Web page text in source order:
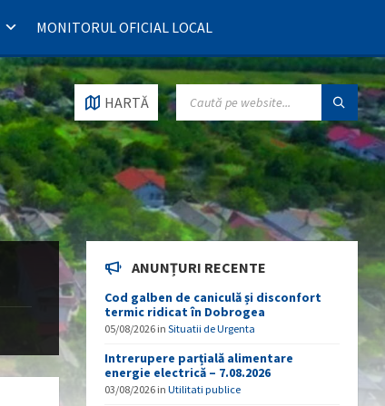
MONITORUL OFICIAL LOCAL
HARTĂ
SEARCH:
ANUNȚURI RECENTE
Cod galben de caniculă și disconfort
termic ridicat în Dobrogea
05/08/2026 inSituatii de Urgenta
Intrerupere parțială alimentare
energie electrică – 7.08.2026
03/08/2026 inUtilitati publice